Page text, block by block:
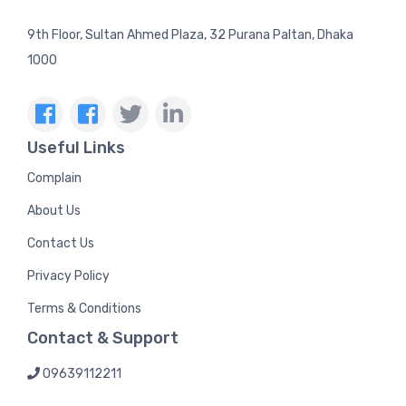
9th Floor, Sultan Ahmed Plaza, 32 Purana Paltan, Dhaka
1000
Useful Links
Complain
About Us
Contact Us
Privacy Policy
Terms & Conditions
Contact & Support
09639112211